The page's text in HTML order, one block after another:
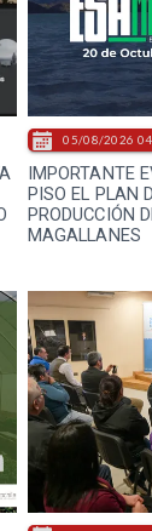
IMPORTANTE
PISO EL PLAN
PRODUCCIÓN
MAGALLANES
05/08/2026